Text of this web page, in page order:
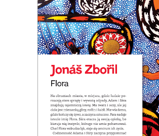
FLORA
Premiera: 20 maja 2026
32.49zł
KSIĄŻKA DO KOSZYKA